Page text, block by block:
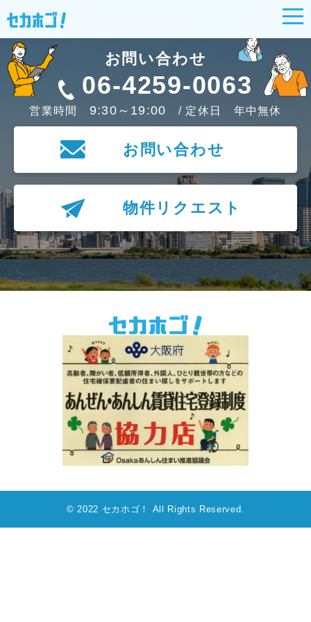
お問い合わせ
06-4259-0063
営業時間 9:30～19:00 / 定休日 年中無休
お問い合わせ
物件リクエスト
© 2022 セカホゴ！ All Rights Reserved.